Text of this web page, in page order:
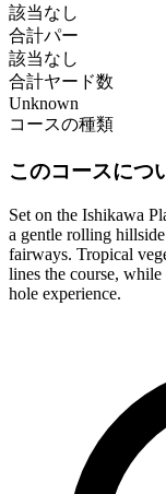
該当なし
合計パー
該当なし
合計ヤード数
Unknown
コースの種類
このコースにつ
Set on the Ishikawa
a gentle rolling
fairways. Tropical
lines the course, while
hole experience.